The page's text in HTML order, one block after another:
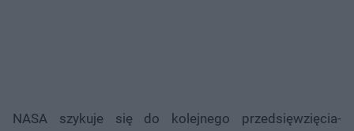
NASA szykuje się do kolejnego przedsięwzięcia-